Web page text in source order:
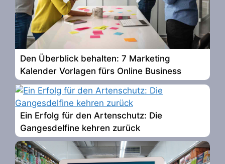
Den Überblick behalten: 7 Marketing
Kalender Vorlagen fürs Online Business
Ein Erfolg für den Artenschutz: Die
Gangesdelfine kehren zurück